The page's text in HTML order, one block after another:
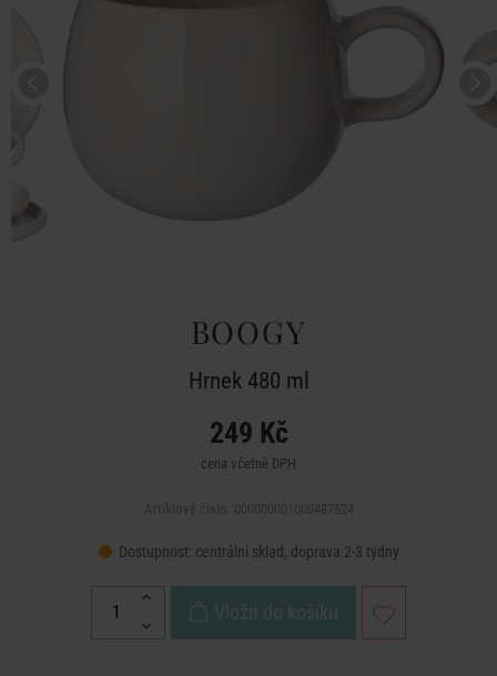
BOOGY
Hrnek 480 ml
249 Kč
cena včetně DPH
Dostupnost: centrální sklad, doprava 2-3 týdny
Vložit do košíku